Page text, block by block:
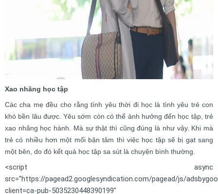
Xao nhãng học tập
Các cha mẹ đều cho rằng tình yêu thời đi học là tình yêu trẻ con
khó bền lâu được. Yêu sớm còn có thể ảnh hưởng đến học tập, trẻ
xao nhãng học hành. Mà sự thật thì cũng đúng là như vậy. Khi mà
trẻ có nhiều hơn một mối bận tâm thì việc học tập sẽ bị gạt sang
một bên, do đó kết quả học tập sa sút là chuyện bình thường.
<script async
src="https://pagead2.googlesyndication.com/pagead/js/
client=ca-pub-5035230448390199"